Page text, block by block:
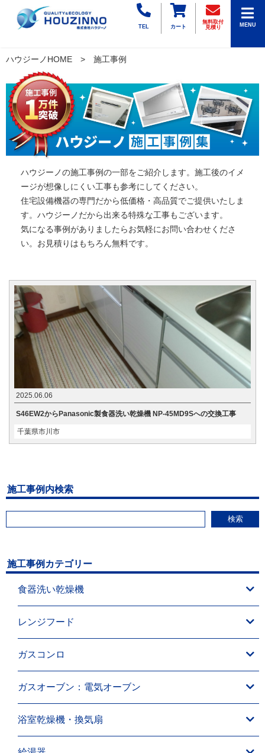
TEL カート
無料取付
見積り
MENU
ハウジーノHOME 施工事例
ハウジーノの施工事例の一部をご紹介します。施工後のイメ
ージが想像しにくい工事も参考にしてください。
住宅設備機器の専門だから低価格・高品質でご提供いたしま
す。ハウジーノだから出来る特殊な工事もございます。
気になる事例がありましたらお気軽にお問い合わせくださ
い。お見積りはもちろん無料です。
2025.06.06
S46EW2からPanasonic製食器洗い乾燥機 NP-45MD9Sへの交換工事
千葉県市川市
施工事例内検索
検索
施工事例カテゴリー
食器洗い乾燥機
レンジフード
ガスコンロ
ガスオーブン：電気オーブン
浴室乾燥機・換気扇